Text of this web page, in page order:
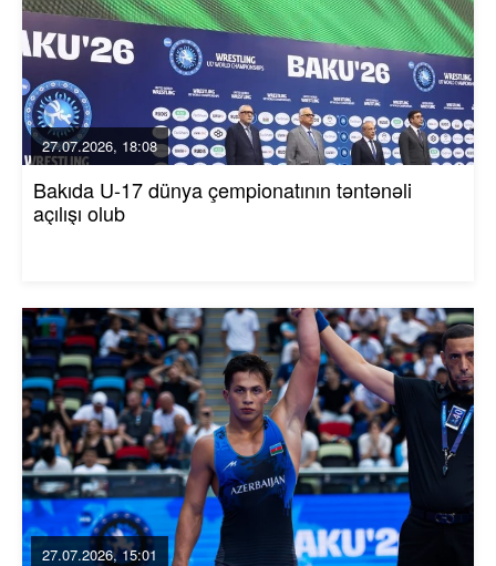
27.07.2026, 18:08
Bakıda U-17 dünya çempionatının təntənəli
açılışı olub
27.07.2026, 15:01